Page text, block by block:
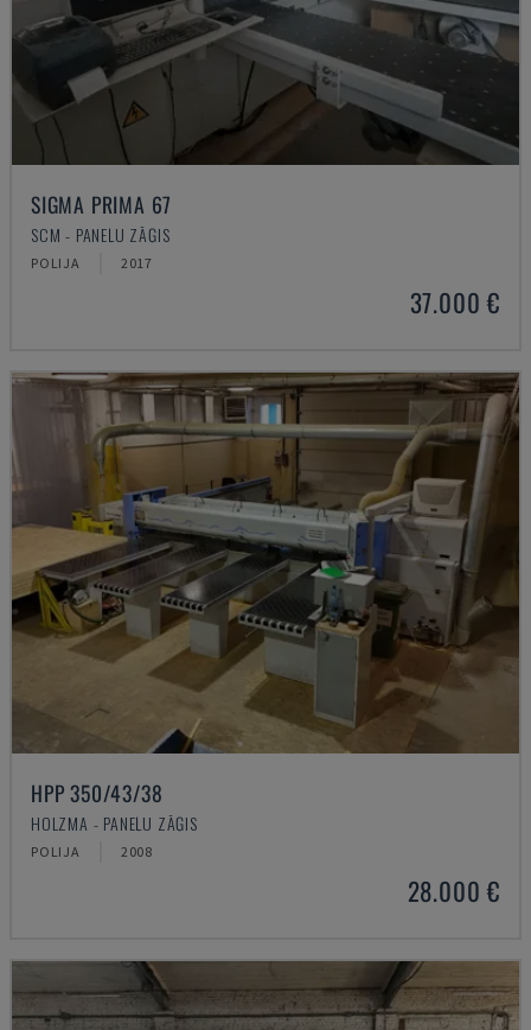
SIGMA PRIMA 67
SCM - PANEĻU ZĀĢIS
POLIJA 2017
37.000 €
HPP 350/43/38
HOLZMA - PANEĻU ZĀĢIS
POLIJA 2008
28.000 €